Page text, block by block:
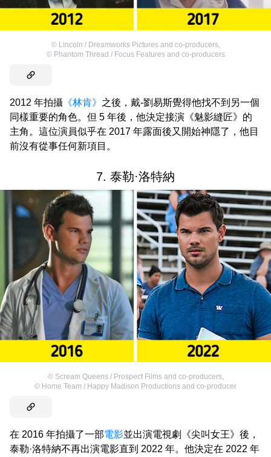
© Lincoln / Dreamworks Pictures and co-producers,
© Phantom Thread / Focus Features and co-producers
2012 年拍攝 《林肯》 之後，戴-劉易斯覺得他找不到另一個
同樣重要的角色。但 5 年後，他決定接演《魅影縫匠》的
主角。這位演員似乎在 2017 年露面後又開始神隱了，他目
前沒有從事任何新項目。
7. 泰勒·洛特納
© Scream Queens / Prospect Films and co-producers,
© Home Team / Happy Madison Productions and co-producer
在 2016 年拍攝了一部電影並出演電視劇《尖叫女王》後，
泰勒·洛特納不再出演電影直到 2022 年。他決定在 2022 年